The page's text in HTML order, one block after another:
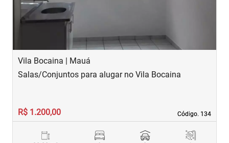
Vila Bocaina | Mauá
Código. 134
Código. 134
Salas/Conjuntos para alugar no Vila Bocaina
R$ 1.200,00